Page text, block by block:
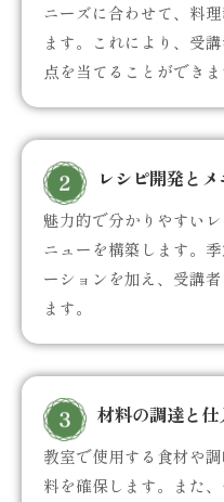
ニーズに合わせて、料
ます。これにより、受
点を当てることができま
レシピ開発と
魅力的で分かりやすい
ニューを構築します。
ーションを加え、受講
ます。
材料の調達と仕
教室で使用する食材や
料を確保します。また